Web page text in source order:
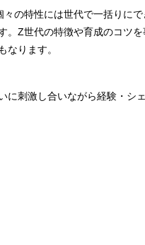
の特性には世代で一括りにで
。Z世代の特徴や育成のコツを
ります。
に刺激し合いながら経験・シ